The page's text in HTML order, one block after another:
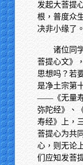
发起大菩提
根，普度众
决非小缘了。
诸位同
菩提心文》
思想吗？若
是净土宗第
——《无量寿
弥陀经》、
寿经》上，
菩提心为共
心，则无论
们应知发菩